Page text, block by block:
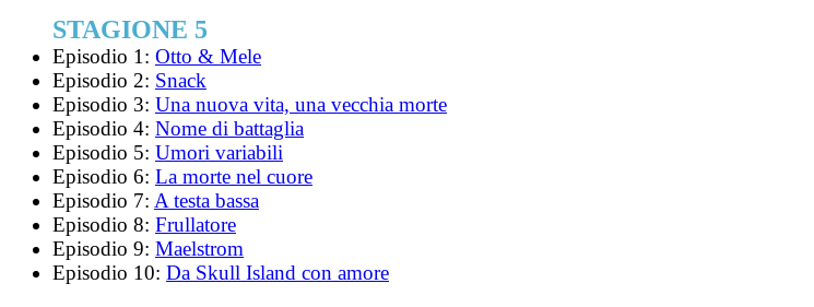
STAGIONE 5
Episodio 1: Otto & Mele
Episodio 2: Snack
Episodio 3: Una nuova vita, una vecchia morte
Episodio 4: Nome di battaglia
Episodio 5: Umori variabili
Episodio 6: La morte nel cuore
Episodio 7: A testa bassa
Episodio 8: Frullatore
Episodio 9: Maelstrom
Episodio 10: Da Skull Island con amore